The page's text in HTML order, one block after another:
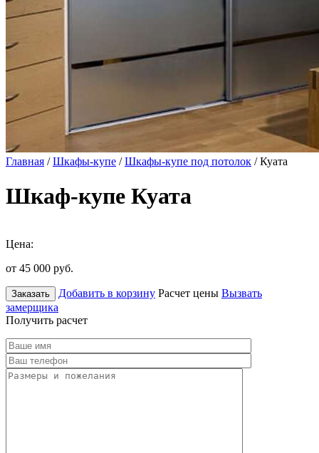
Главная /Шкафы-купе /Шкафы-купе под потолок / Куата
Шкаф-купе Куата
Цена:
от 45 000 руб.
Заказать Добавить в корзину Расчет цены Вызвать
замерщика
Получить расчет